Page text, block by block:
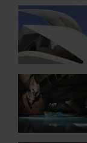
Trinquet
de
València
Visites
guiades
per
conéixer
els
secrets
del
Palau
Descobreix
les
Coves
de
Sant